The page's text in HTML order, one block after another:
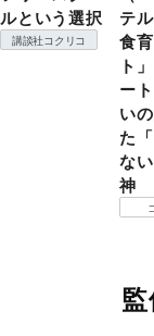
ルという選択
講談社コクリコ
テ
食
ト
ー
い
た
な
神